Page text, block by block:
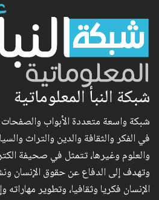
شبكة النبأ المعلوماتية
شبكة واسعة متعددة الأبواب
في الفكر والثقافة والدين والتراث
والعلوم وغيرها، تتمثل في صحيفة
وتهدف إلى الدفاع عن حقوق الإنسان
الإنسان فكريا وثقافيا، وتطوير مهاراته